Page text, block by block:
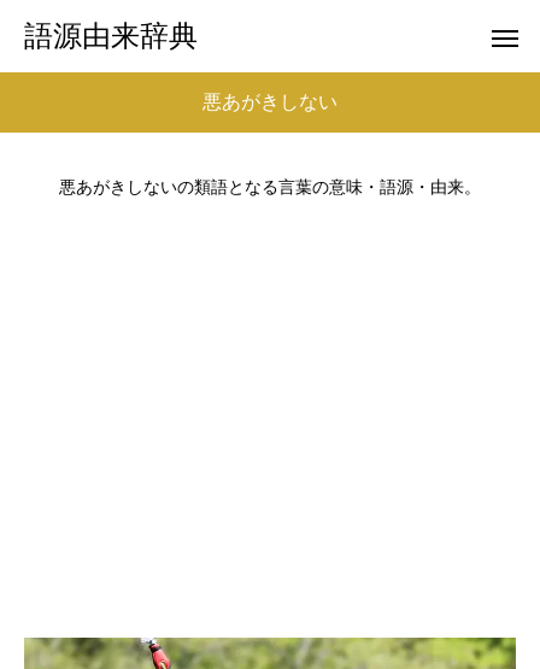
語源由来辞典
悪あがきしない
悪あがきしないの類語となる言葉の意味・語源・由来。